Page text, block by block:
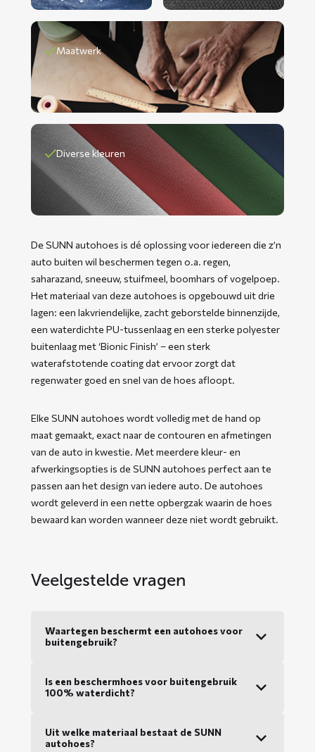
Maatwerk
Diverse kleuren
De SUNN autohoes is dé oplossing voor iedereen die z’n
auto buiten wil beschermen tegen o.a. regen,
saharazand, sneeuw, stuifmeel, boomhars of vogelpoep.
Het materiaal van deze autohoes is opgebouwd uit drie
lagen: een lakvriendelijke, zacht geborstelde binnenzijde,
een waterdichte PU-tussenlaag en een sterke polyester
buitenlaag met ‘Bionic Finish’ – een sterk
waterafstotende coating dat ervoor zorgt dat
regenwater goed en snel van de hoes afloopt.
Elke SUNN autohoes wordt volledig met de hand op
maat gemaakt, exact naar de contouren en afmetingen
van de auto in kwestie. Met meerdere kleur- en
afwerkingsopties is de SUNN autohoes perfect aan te
passen aan het design van iedere auto. De autohoes
wordt geleverd in een nette opbergzak waarin de hoes
bewaard kan worden wanneer deze niet wordt gebruikt.
Veelgestelde vragen
Waartegen beschermt een autohoes voor
buitengebruik?
Is een beschermhoes voor buitengebruik
100% waterdicht?
Uit welke materiaal bestaat de SUNN
autohoes?